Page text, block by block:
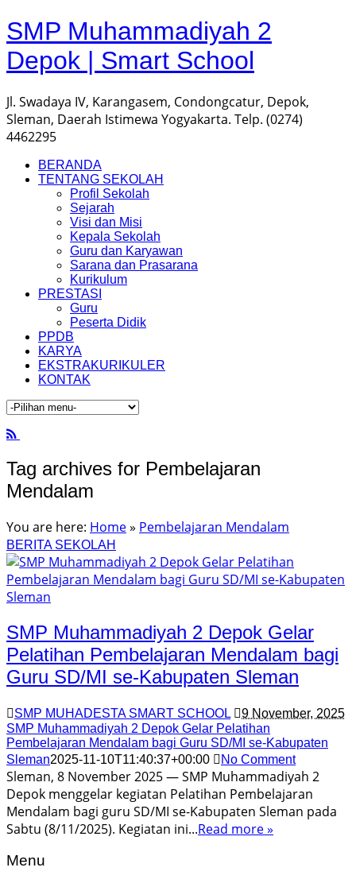
SMP Muhammadiyah 2
Depok | Smart School
Jl. Swadaya IV, Karangasem, Condongcatur, Depok,
Sleman, Daerah Istimewa Yogyakarta. Telp. (0274)
4462295
BERANDA
TENTANG SEKOLAH
Profil Sekolah
Sejarah
Visi dan Misi
Kepala Sekolah
Guru dan Karyawan
Sarana dan Prasarana
Kurikulum
PRESTASI
Guru
Peserta Didik
PPDB
KARYA
EKSTRAKURIKULER
KONTAK
Tag archives for Pembelajaran
Mendalam
You are here: Home» Pembelajaran Mendalam
BERITA SEKOLAH
SMP Muhammadiyah 2 Depok Gelar
Pelatihan Pembelajaran Mendalam bagi
Guru SD/MI se-Kabupaten Sleman
SMP MUHADESTA SMART SCHOOL
9 November, 2025
SMP Muhammadiyah 2 Depok Gelar Pelatihan
Pembelajaran Mendalam bagi Guru SD/MI se-Kabupaten
Sleman2025-11-10T11:40:37+00:00 No Comment
Sleman, 8 November 2025 — SMP Muhammadiyah 2
Depok menggelar kegiatan Pelatihan Pembelajaran
Mendalam bagi guru SD/MI se-Kabupaten Sleman pada
Sabtu (8/11/2025). Kegiatan ini...Read more »
Menu